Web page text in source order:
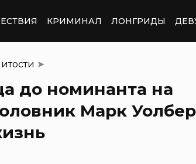
КРИМИНАЛ ЛОНГРИДЫ
➤
до номинанта на
Марк